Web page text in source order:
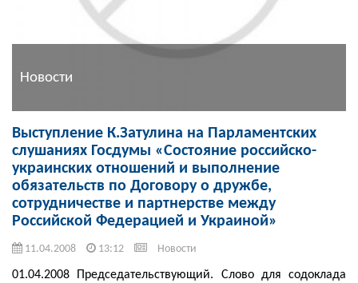
Новости
Выступление К.Затулина на Парламентских
слушаниях Госдумы «Состояние российско-
украинских отношений и выполнение
обязательств по Договору о дружбе,
сотрудничестве и партнерстве между
Российской Федерацией и Украиной»
11.04.2008 13:12 Новости
01.04.2008 Председательствующий. Слово для содоклада